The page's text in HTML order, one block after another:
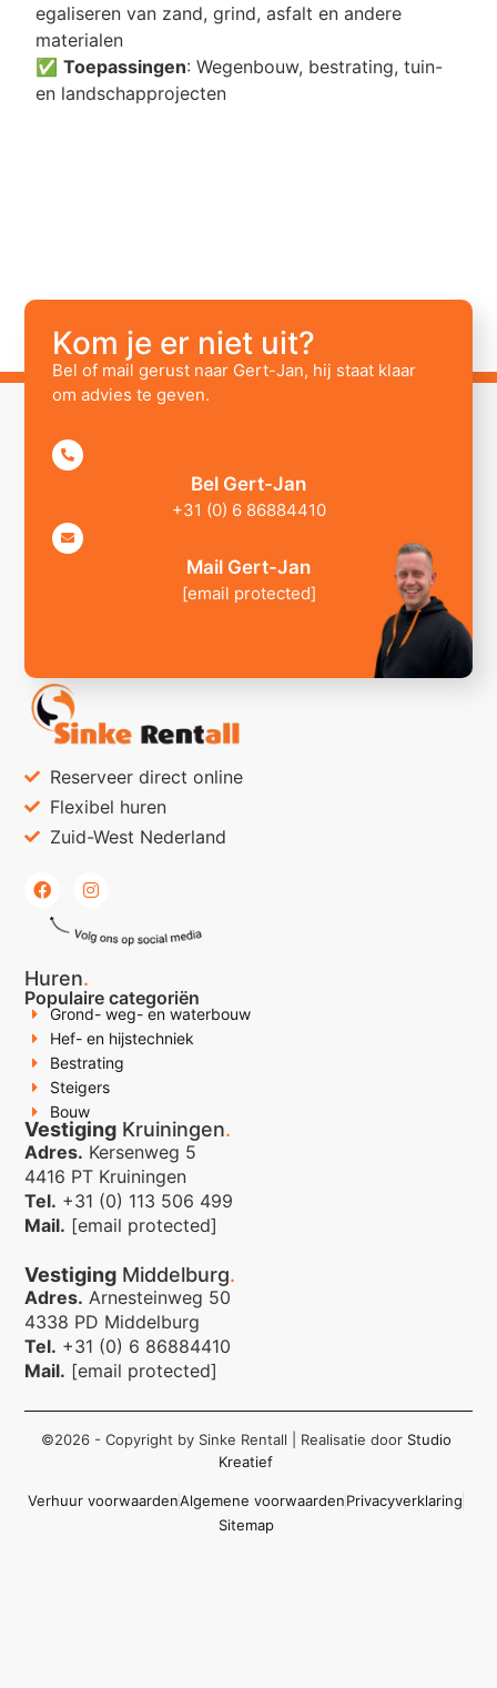
egaliseren van zand, grind, asfalt en andere
materialen
✅Toepassingen: Wegenbouw, bestrating, tuin-
en landschapprojecten
Reserveer direct online
Flexibel huren
Zuid-West Nederland
Huren.
Populaire categoriën
Grond- weg- en waterbouw
Hef- en hijstechniek
Bestrating
Steigers
Bouw
Vestiging Kruiningen.
Adres. Kersenweg 5
4416 PT Kruiningen
Tel. +31 (0) 113 506 499
Mail. [email protected]
Vestiging Middelburg.
Adres. Arnesteinweg 50
4338 PD Middelburg
Tel. +31 (0) 6 86884410
Mail. [email protected]
Kom je er niet uit?
Bel of mail gerust naar Gert-Jan, hij staat klaar
om advies te geven.
Bel Gert-Jan
+31 (0) 6 86884410
Mail Gert-Jan
[email protected]
©2026 - Copyright by Sinke Rentall | Realisatie door Studio
Kreatief
Verhuur voorwaardenAlgemene voorwaardenPrivacyverklaring
Sitemap